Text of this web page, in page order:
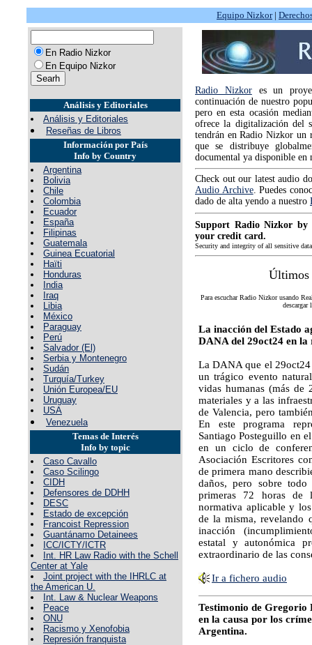
Equipo Nizkor|
En Radio Nizkor
En Equipo Nizkor
Análisis y Editoriales
Análisis y Editoriales
Reseñas de Libros
Información por País
Info by Country
Argentina
Bolivia
Chile
Colombia
Ecuador
España
Filipinas
Guatemala
Guinea Ecuatorial
Haïti
Honduras
India
Iraq
Libia
México
Paraguay
Perú
Salvador (El)
Serbia y Montenegro
Sudán
Turquía/Turkey
Unión Europea/EU
Uruguay
USA
Venezuela
Temas de Interés
Info by topic
Caso Cavallo
Caso Scilingo
CIDH
Defensores de DDHH
DESC
Estado de excepción
Francoist Repression
Guantánamo Detainees
ICC/ICTY/ICTR
Int. HR Law Radio with the Schell
Center at Yale
Joint project with the IHRLC at
the American U.
Int. Law & Nuclear Weapons
Peace
ONU
Racismo y Xenofobia
Represión franquista
Radio Nizkores un
continuación de nuestro
pero en esta ocasión
ofrece la digitalización del
tendrán en Radio Nizkor un
que se distribuye
documental ya disponible en
Check out our latest audio
Audio Archive. Puedes
dado de alta yendo a nuestro
Support Radio Nizkor
your credit card.
Security and integrity of all sensitive
Últimos
Para escuchar Radio Nizkor usando
descargar
La inacción del Estado
DANA del 29oct24 en la
La DANA que el 29oct24
un trágico evento
vidas humanas (más de
materiales y a las
de Valencia, pero
En este programa
Santiago Posteguillo en
en un ciclo de
Asociación Escritores
de primera mano
daños, pero sobre
primeras 72 horas de
normativa aplicable y
de la misma, revelando
inacción
estatal y autonómica
extraordinario de las
Ir a fichero audio
Testimonio de Gregorio
en la causa por los
Argentina.